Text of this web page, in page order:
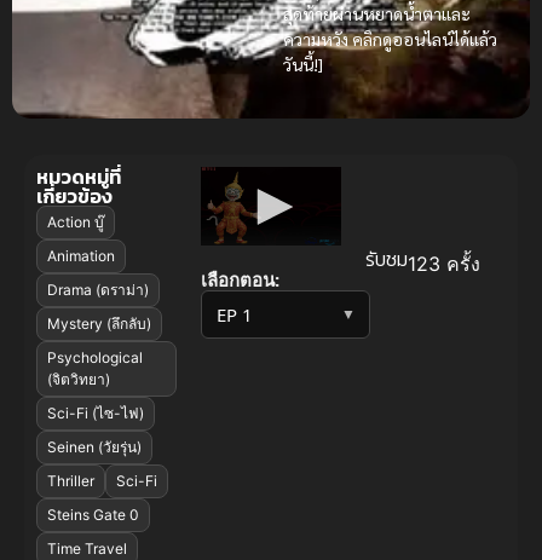
สุดท้ายผ่านหยาดน้ำตาและ
ความหวัง คลิกดูออนไลน์ได้แล้ว
วันนี้!]
เลือกตอน:
▼
รับชม123 ครั้ง
หมวดหมู่ที่
เกี่ยวข้อง
Action บู๊
Animation
Drama (ดราม่า)
Mystery (ลึกลับ)
Psychological
(จิตวิทยา)
Sci-Fi (ไซ-ไฟ)
Seinen (วัยรุ่น)
Thriller
Sci-Fi
Steins Gate 0
Time Travel